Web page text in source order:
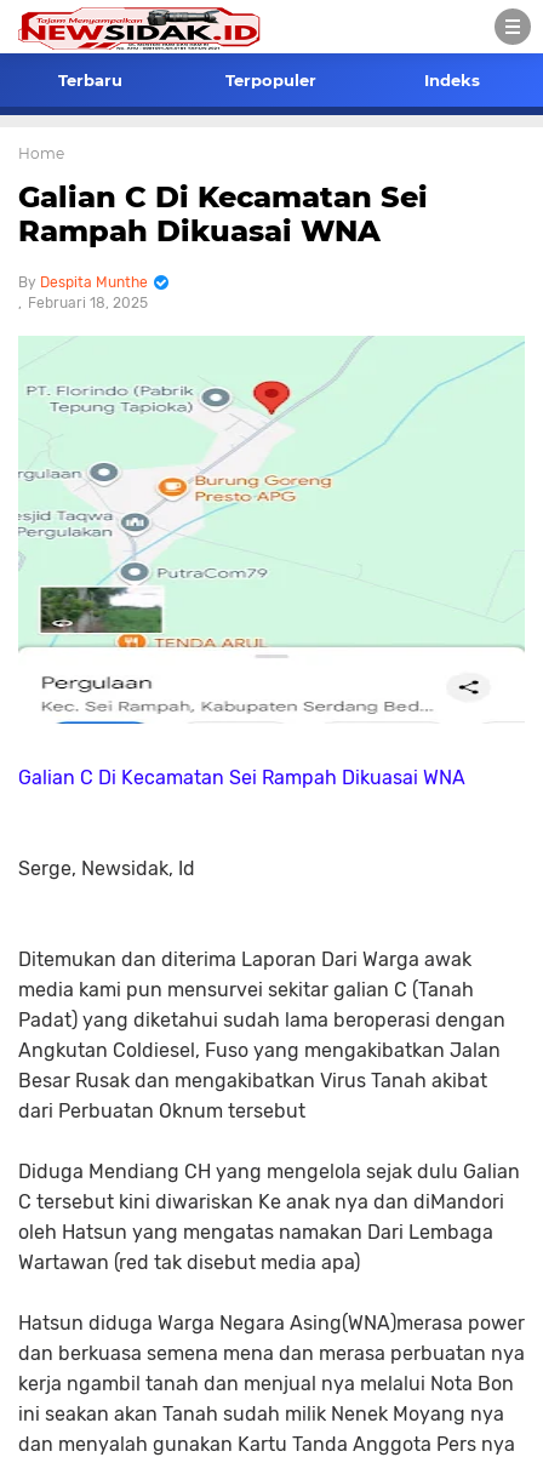
Terbaru Terpopuler Indeks
Home
Galian C Di Kecamatan Sei
Rampah Dikuasai WNA
Despita Munthe
Februari 18, 2025
Galian C Di Kecamatan Sei Rampah Dikuasai WNA
Serge, Newsidak, Id
Ditemukan dan diterima Laporan Dari Warga awak
media kami pun mensurvei sekitar galian C (Tanah
Padat) yang diketahui sudah lama beroperasi dengan
Angkutan Coldiesel, Fuso yang mengakibatkan Jalan
Besar Rusak dan mengakibatkan Virus Tanah akibat
dari Perbuatan Oknum tersebut
Diduga Mendiang CH yang mengelola sejak dulu Galian
C tersebut kini diwariskan Ke anak nya dan diMandori
oleh Hatsun yang mengatas namakan Dari Lembaga
Wartawan (red tak disebut media apa)
Hatsun diduga Warga Negara Asing(WNA)merasa power
dan berkuasa semena mena dan merasa perbuatan nya
kerja ngambil tanah dan menjual nya melalui Nota Bon
ini seakan akan Tanah sudah milik Nenek Moyang nya
dan menyalah gunakan Kartu Tanda Anggota Pers nya